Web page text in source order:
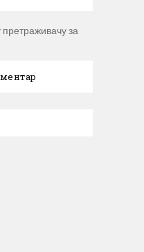
претраживачу за